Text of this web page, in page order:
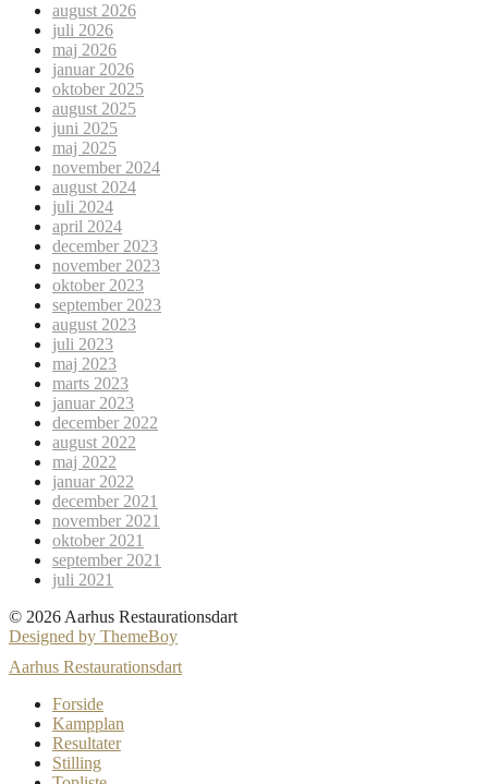
august 2026
juli 2026
maj 2026
januar 2026
oktober 2025
august 2025
juni 2025
maj 2025
november 2024
august 2024
juli 2024
april 2024
december 2023
november 2023
oktober 2023
september 2023
august 2023
juli 2023
maj 2023
marts 2023
januar 2023
december 2022
august 2022
maj 2022
januar 2022
december 2021
november 2021
oktober 2021
september 2021
juli 2021
© 2026 Aarhus Restaurationsdart
Designed by ThemeBoy
Aarhus Restaurationsdart
Forside
Kampplan
Resultater
Stilling